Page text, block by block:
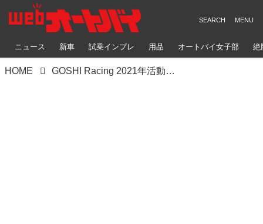
ニュース 新車 試乗インプレ 用品 オートバイ女子部 絶
HOME GOSHI Racing 2021年活動計画発表。T.E.SPORTとの共同参戦で全日本に臨む